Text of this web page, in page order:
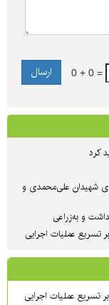
0 + 0 =
شهیدان علی‌محمدی و
و به‌زراعی
تسریع عملیات اجرایی
تسریع عملیات اجرایی